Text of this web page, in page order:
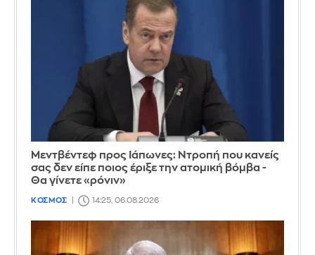
Μεντβέντεφ προς Ιάπωνες: Ντροπή που κανείς
σας δεν είπε ποιος έριξε την ατομική βόμβα -
Θα γίνετε «ρόνιν»
ΚΟΣΜΟΣ 14:25, 06.08.2026